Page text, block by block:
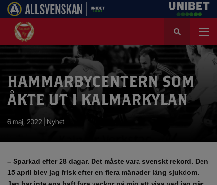
k
e
t
e
r
HAMMARBYCENTERN SOM
ÅKTE UT I KALMARKYLAN
6 maj, 2022 | Nyhet
– Sparkad efter 28 dagar. Det måste vara svenskt rekord. Den
15 april blev jag frisk efter en flera månader lång sjukdom.